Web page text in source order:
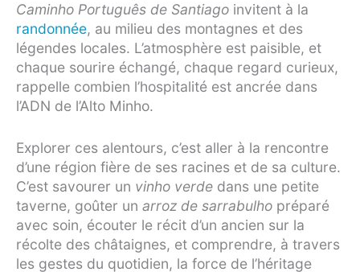
Caminho Português de Santiago invitent à la
randonnée, au milieu des montagnes et des
légendes locales. L’atmosphère est paisible, et
chaque sourire échangé, chaque regard curieux,
rappelle combien l’hospitalité est ancrée dans
l’ADN de l’Alto Minho.
Explorer ces alentours, c’est aller à la rencontre
d’une région fière de ses racines et de sa culture.
C’est savourer un vinho verde dans une petite
taverne, goûter un arroz de sarrabulho préparé
avec soin, écouter le récit d’un ancien sur la
récolte des châtaignes, et comprendre, à travers
les gestes du quotidien, la force de l’héritage